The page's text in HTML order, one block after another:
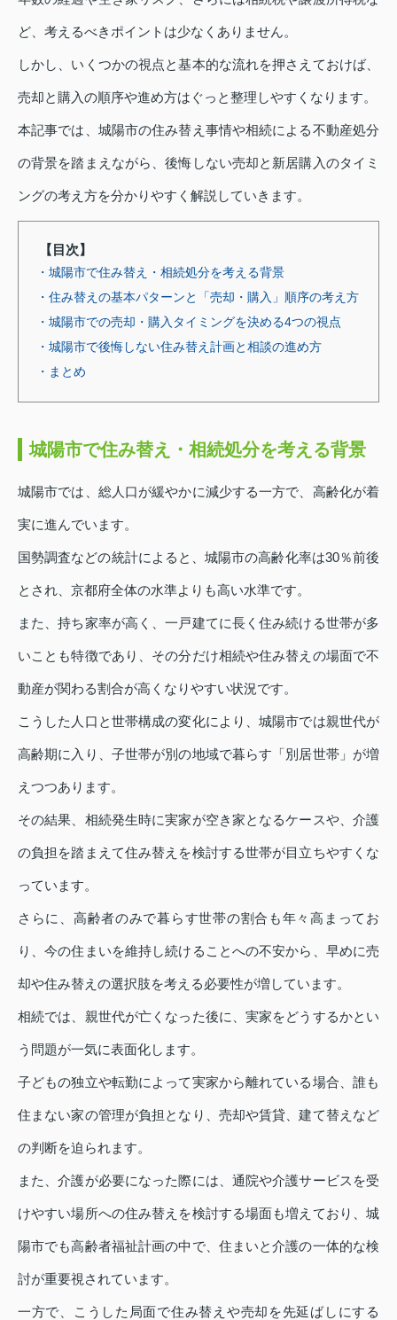
ど、考えるべきポイントは少なくありません。
しかし、いくつかの視点と基本的な流れを押さえておけば、
売却と購入の順序や進め方はぐっと整理しやすくなります。
本記事では、城陽市の住み替え事情や相続による不動産処分
の背景を踏まえながら、後悔しない売却と新居購入のタイミ
ングの考え方を分かりやすく解説していきます。
【目次】
・城陽市で住み替え・相続処分を考える背景
・住み替えの基本パターンと「売却・購入」順序の考え方
・城陽市での売却・購入タイミングを決める4つの視点
・城陽市で後悔しない住み替え計画と相談の進め方
・まとめ
城陽市で住み替え・相続処分を考える背景
城陽市では、総人口が緩やかに減少する一方で、高齢化が着
実に進んでいます。
国勢調査などの統計によると、城陽市の高齢化率は30％前後
とされ、京都府全体の水準よりも高い水準です。
また、持ち家率が高く、一戸建てに長く住み続ける世帯が多
いことも特徴であり、その分だけ相続や住み替えの場面で不
動産が関わる割合が高くなりやすい状況です。
こうした人口と世帯構成の変化により、城陽市では親世代が
高齢期に入り、子世帯が別の地域で暮らす「別居世帯」が増
えつつあります。
その結果、相続発生時に実家が空き家となるケースや、介護
の負担を踏まえて住み替えを検討する世帯が目立ちやすくな
っています。
さらに、高齢者のみで暮らす世帯の割合も年々高まってお
り、今の住まいを維持し続けることへの不安から、早めに売
却や住み替えの選択肢を考える必要性が増しています。
相続では、親世代が亡くなった後に、実家をどうするかとい
う問題が一気に表面化します。
子どもの独立や転勤によって実家から離れている場合、誰も
住まない家の管理が負担となり、売却や賃貸、建て替えなど
の判断を迫られます。
また、介護が必要になった際には、通院や介護サービスを受
けやすい場所への住み替えを検討する場面も増えており、城
陽市でも高齢者福祉計画の中で、住まいと介護の一体的な検
討が重要視されています。
一方で、こうした局面で住み替えや売却を先延ばしにする